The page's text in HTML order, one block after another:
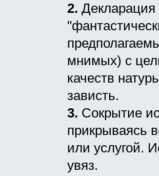
2.
мнимых) с
качеств
зависть.
3. Сокрытие
прикрываясь
или услугой.
увяз.